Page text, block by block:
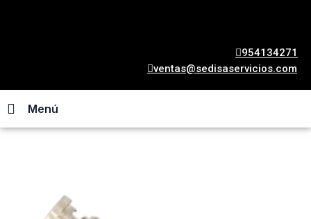
954134271
ventas@sedisaservicios.com
Menú